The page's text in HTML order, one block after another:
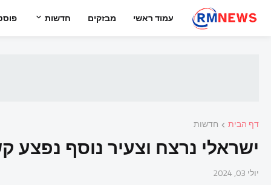
עמוד ראשי מבזקים חדשות
דף הבית חדשות
ישראלי נרצח וצעיר נוסף נפצע
יולי 03, 2024